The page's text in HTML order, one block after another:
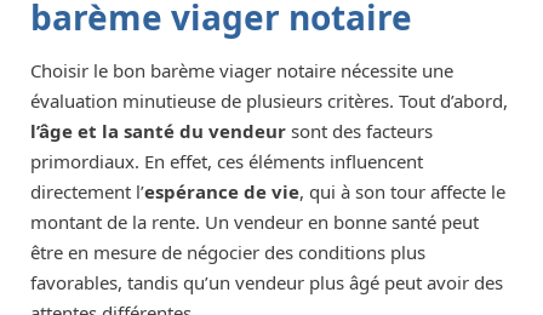
barème viager notaire
Choisir le bon barème viager notaire nécessite une
évaluation minutieuse de plusieurs critères. Tout d’abord,
l’âge et la santé du vendeur sont des facteurs
primordiaux. En effet, ces éléments influencent
directement l’espérance de vie, qui à son tour affecte le
montant de la rente. Un vendeur en bonne santé peut
être en mesure de négocier des conditions plus
favorables, tandis qu’un vendeur plus âgé peut avoir des